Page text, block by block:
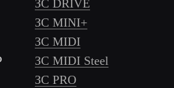
ЗС DRIVE
ЗС MINI+
ЗС MIDI
ЗС MIDI Steel
ЗС PRO